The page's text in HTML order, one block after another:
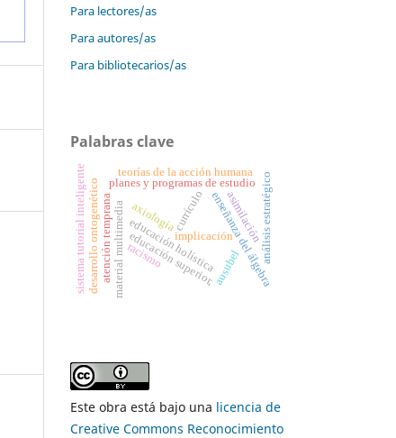
Para lectores/as
Para autores/as
Para bibliotecarios/as
Palabras clave
currículo
implicación
axiología
material multimedia enseñanza del álgebra
educación holística análisis estratégico
planes y programas de estudio
educación superior,
atención temprana
desarrollo ontogenético asimilación
racismo
sistema tutorial inteligente ausubel
teorías de la acción humana
Este obra está bajo una licencia de
Creative Commons Reconocimiento